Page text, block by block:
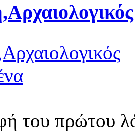
του πρώτου